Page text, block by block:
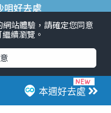
本週好去處
咀好去處
處 旺角好去處 社會
食社群熱話
式
#限時搶
心 #著數 #網絡熱話
站體驗，請確定您同意
續瀏覽。